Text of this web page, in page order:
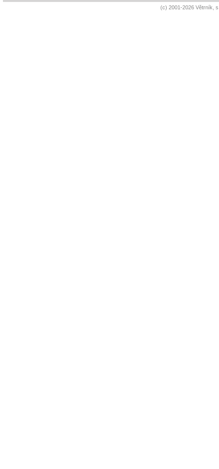
(c) 2001-2026 Větrník,